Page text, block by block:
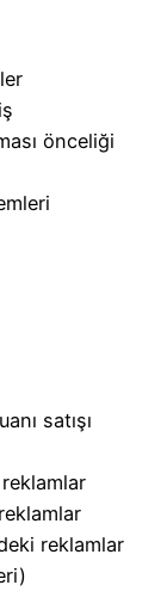
önceliği
satışı
reklamlar